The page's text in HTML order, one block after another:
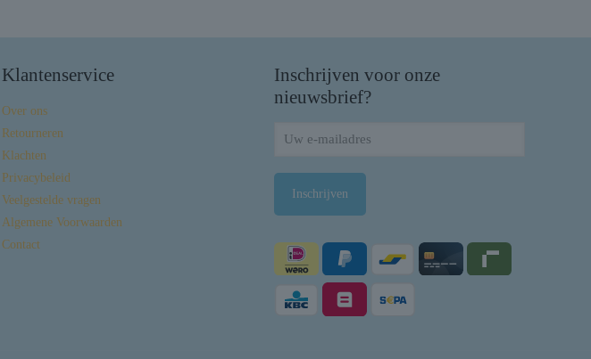
Klantenservice
Over ons
Retourneren
Klachten
Privacybeleid
Veelgestelde vragen
Algemene Voorwaarden
Contact
Inschrijven voor onze
nieuwsbrief?